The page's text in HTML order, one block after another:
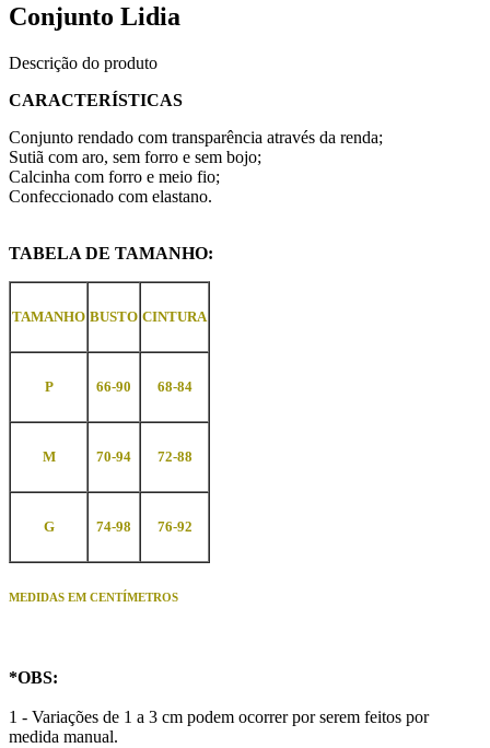
Conjunto Lidia
Descrição do produto
CARACTERÍSTICAS
Conjunto rendado com transparência através da renda;
Sutiã com aro, sem forro e sem bojo;
Calcinha com forro e meio fio;
Confeccionado com elastano.
TABELA DE TAMANHO:
TAMANHO BUSTO CINTURA
P 66-90 68-84
M 70-94 72-88
G 74-98 76-92
MEDIDAS EM CENTÍMETROS
*OBS:
1 - Variações de 1 a 3 cm podem ocorrer por serem feitos por
medida manual.